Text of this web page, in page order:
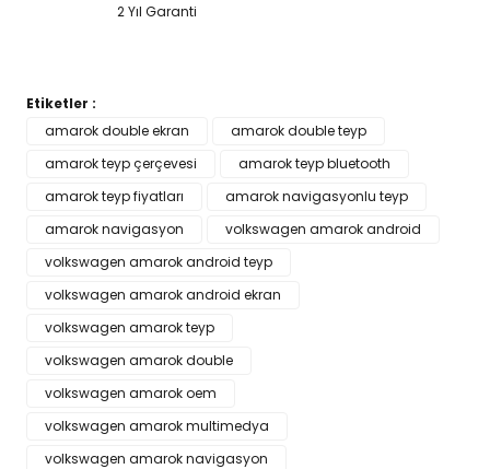
2 Yıl Garanti
Bu ürüne ilk yorumu siz yapın!
Yorum Yaz
Bu ürünün fiyat bilgisi, resim, ürün açıklamalarında ve diğer
kullanarak tarafımıza iletebilirsiniz.
Görüş ve önerileriniz için teşekkür ederiz.
Ürün bilgilerinde hatalar bulunuyor.
Ürün fiyatı diğer sitelerden daha pahalı.
Bu ürüne benzer farklı alternatifler olmalı.
Etiketler :
amarok double ekran
amarok double teyp
amarok teyp çerçevesi
amarok teyp bluetooth
amarok teyp fiyatları
amarok navigasyonlu teyp
amarok navigasyon
volkswagen amarok android
volkswagen amarok android teyp
volkswagen amarok android ekran
volkswagen amarok teyp
volkswagen amarok double
volkswagen amarok oem
volkswagen amarok multimedya
volkswagen amarok navigasyon